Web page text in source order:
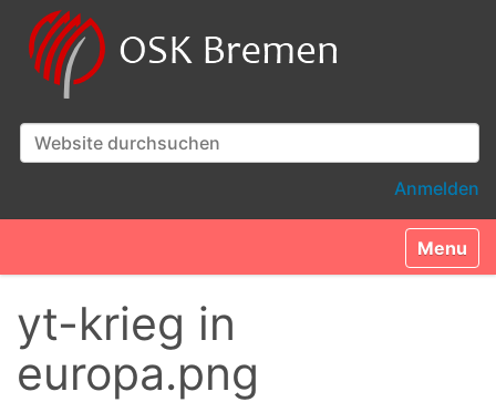
Website durchsuchen
Anmelden
Toggle
yt-krieg in
europa.png